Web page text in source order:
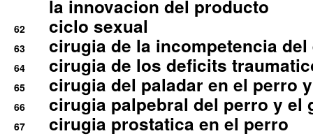
la innovacion del producto
62 ciclo sexual
63 cirugia de la incompetencia
64 cirugia de los deficits
65 cirugia del paladar en el perro
66 cirugia palpebral del perro y el
67
cirugia prostatica en el perro